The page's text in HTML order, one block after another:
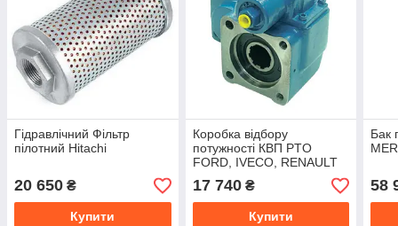
Гідравлічний Фільтр
пілотний Hitachi
20 650 ₴
Купити
Коробка відбору
потужності КВП PTO
FORD, IVECO, RENAULT
17 740₴
Купити
Бак
58